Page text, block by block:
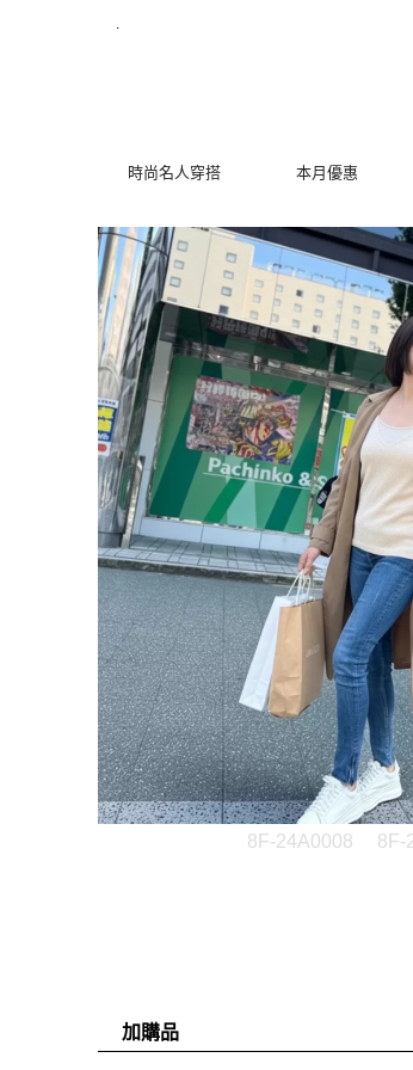
.
時尚名人穿搭 本月優惠
8F-24A0008 8F-
加購品